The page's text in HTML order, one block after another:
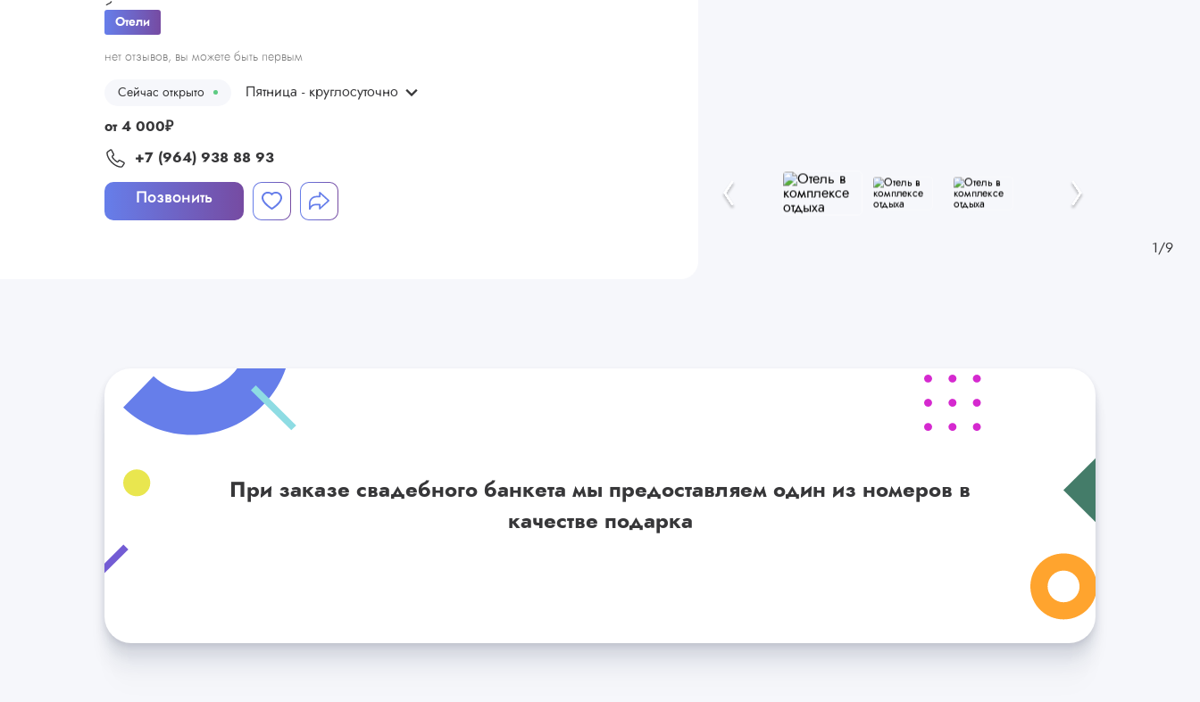
Отели
1/9
нет отзывов, вы можете быть первым
Сейчас открыто Пятница - круглосуточно
от 4 000₽
+7 (964) 938 88 93
Позвонить
При заказе свадебного банкета мы предоставляем один из номеров в
качестве подарка